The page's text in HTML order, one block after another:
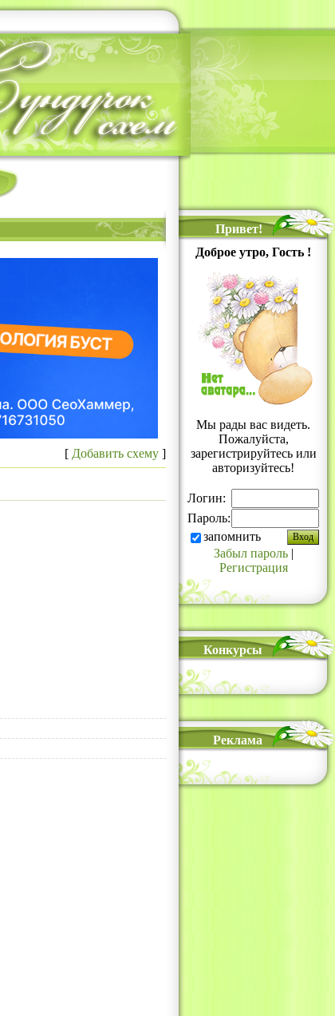
[ Добавить схему ]
Привет!
Доброе утро, Гость !
Мы рады вас видеть.
Пожалуйста,
зарегистрируйтесь или
авторизуйтесь!
Логин:
Пароль:
запомнить
Забыл пароль|
Регистрация
Конкурсы
Реклама